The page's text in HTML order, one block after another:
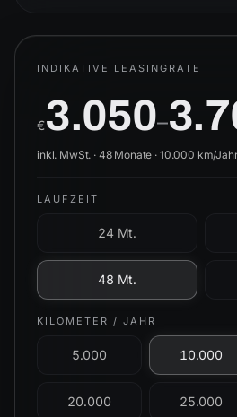
INDIKATIVE LEASINGRATE
€3.050–
inkl. MwSt. · 48Monate · 10.000 km/Jahr
LAUFZEIT
24 Mt.
48 Mt.
KILOMETER / JAHR
5.000 10.000
20.000 25.000